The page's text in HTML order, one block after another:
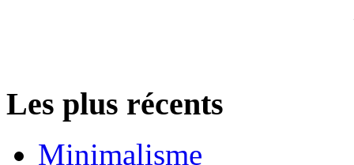
Les plus récents
Minimalisme